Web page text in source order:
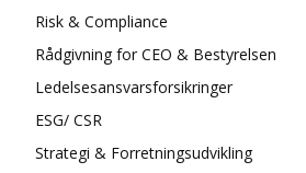
Risk & Compliance
Rådgivning for CEO & Bestyrelsen
Ledelsesansvarsforsikringer
ESG/ CSR
Strategi & Forretningsudvikling